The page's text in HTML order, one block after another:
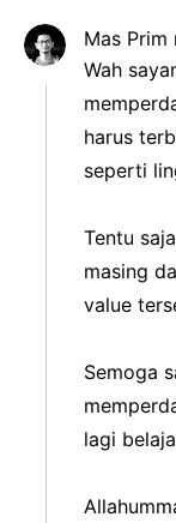
Mas Prim
Wah
harus
seperti
Tentu
masing
value
Semoga
lagi